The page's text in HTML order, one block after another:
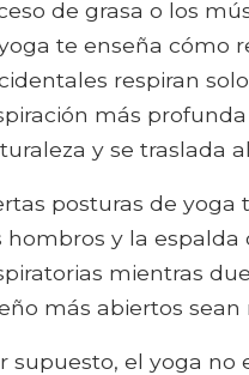
de grasa o los
te enseña cómo
respiran
más
y se traslada
posturas de
hombros y la
mientras
más abiertos
supuesto, el yoga